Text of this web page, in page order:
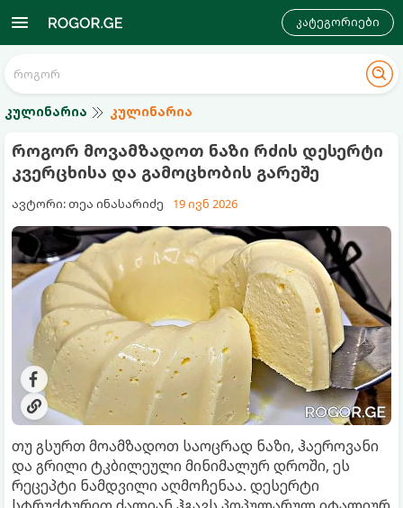
კატეგორიები
კულინარია კულინარია
როგორ მოვამზადოთ ნაზი რძის დესერტი
კვერცხისა და გამოცხობის გარეშე
ავტორი: თეა ინასარიძე 19 ივნ 2026
თუ გსურთ მოამზადოთ საოცრად ნაზი, ჰაეროვანი
და გრილი ტკბილეული მინიმალურ დროში, ეს
რეცეპტი ნამდვილი აღმოჩენაა. დესერტი